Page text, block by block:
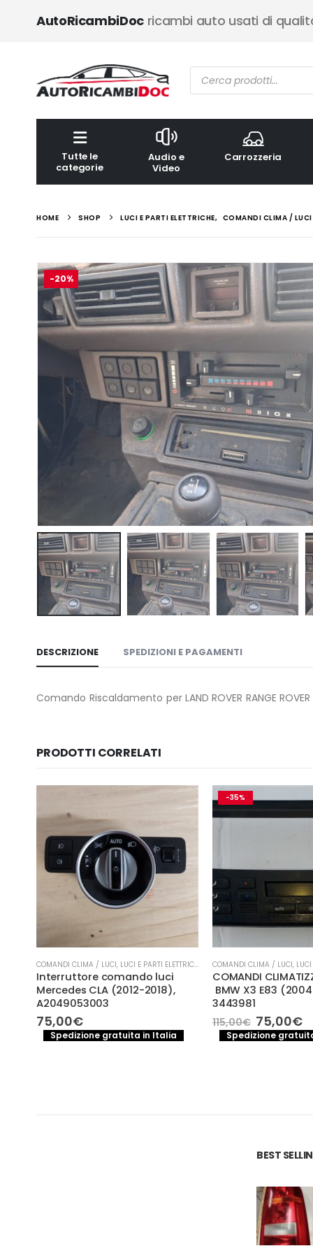
AutoRicambiDocricambi auto usati di
Ricerca
prodotti
Tutte le
categorie
Audio e
Video
Carrozzeria
HOME SHOP LUCI E PARTI ELETTRICHE, COMANDI CLIMA / LUCI
-20%
DESCRIZIONE SPEDIZIONI E PAGAMENTI
Comando Riscaldamento per LAND ROVER RANGE
PRODOTTI CORRELATI
COMANDI CLIMA / LUCI, LUCI E PARTI ELETTRICHE
Interruttore comando luci
Mercedes CLA (2012-2018),
A2049053003
75,00€
Spedizione gratuita in Italia
-35%
COMANDI CLIMA / LUCI, LUCI
COMANDI
BMW X3 E83
3443981
115,00€ Il
prezzo
originale
75,00€Il
Spedizione
BEST